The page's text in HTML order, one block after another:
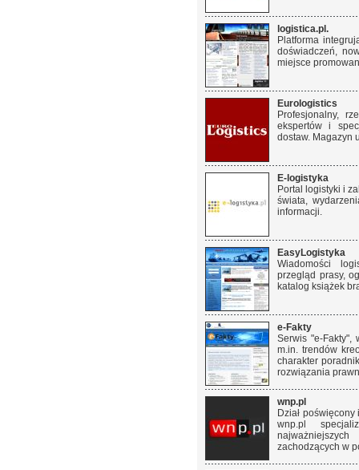
logistica.pl.
Platforma
doświadczeń,
miejsce
Eurologistics
Profesjonalny,
ekspertów i
dostaw. Magazyn
E-logistyka
Portal logistyki i
świata,
informacji.
EasyLogistyka
Wiadomości
przegląd prasy,
katalog książek
e-Fakty
Serwis "e-Fakty",
m.in. trendów
charakter
rozwiązania
wnp.pl
Dział
wnp.pl
zachodzących w